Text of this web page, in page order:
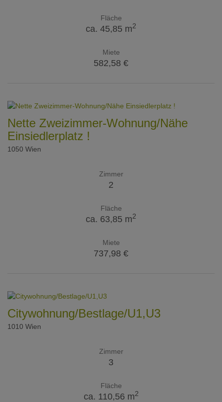
Fläche
ca. 45,85 m2
Miete
582,58 €
Nette Zweizimmer-Wohnung/Nähe
Einsiedlerplatz !
1050 Wien
Zimmer
2
Fläche
ca. 63,85 m2
Miete
737,98 €
Citywohnung/Bestlage/U1,U3
1010 Wien
Zimmer
3
Fläche
ca. 110,56 m2